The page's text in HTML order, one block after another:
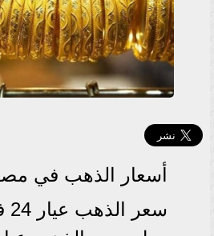
أسعار الذهب في
سعر الذهب عيار 24 في مصر